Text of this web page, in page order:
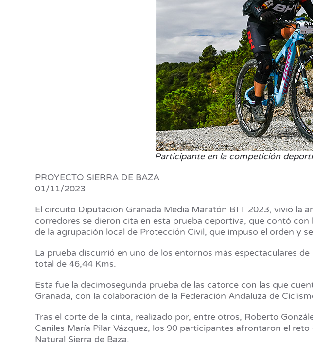
Participante en la competición
PROYECTO SIERRA DE BAZA
01/11/2023
El circuito Diputación Granada Media Maratón BTT 2023, vivió la
corredores se dieron cita en esta prueba deportiva, que contó
de la agrupación local de Protección Civil, que impuso el orden y
La prueba discurrió en uno de los entornos más espectaculares
total de 46,44 Kms.
Esta fue la decimosegunda prueba de las catorce con las que
Granada, con la colaboración de la Federación Andaluza de
Tras el corte de la cinta, realizado por, entre otros, Roberto
Caniles María Pilar Vázquez, los 90 participantes afrontaron el
Natural Sierra de Baza.